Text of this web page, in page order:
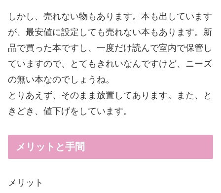
しかし、売れない物もあります。本も出しています
が、最安値に設定しても売れない本もあります。新
品で買った本ですし、一度だけ読んで室内で保管し
ていますので、とてもきれいなんですけど、ニーズ
の無い本なのでしょうね。
とりあえず、そのまま放置してあります。また、と
きどき、値下げをしています。
メリットと手間
メリット